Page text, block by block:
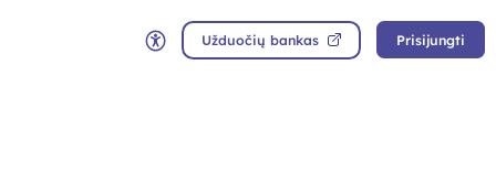
Neįgaliųjų rėžimas
Užduočių bankas Prisijungti